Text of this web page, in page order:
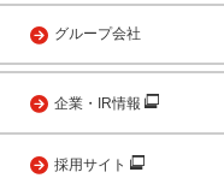
グループ会社
企業・IR情報
採用サイト